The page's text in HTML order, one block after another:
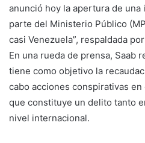
anunció hoy la apertura de
parte del Ministerio Público
casi Venezuela”, respaldada
En una rueda de prensa, Saab
tiene como objetivo la
cabo acciones conspirativas
que constituye un delito tanto
nivel internacional.